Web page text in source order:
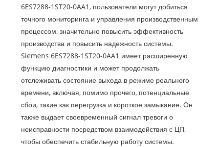
6ES7288-1ST20-0AA1, пользователи могут добиться
точного мониторинга и управления производственным
процессом, значительно повысить эффективность
производства и повысить надежность системы.
Siemens 6ES7288-1ST20-0AA1 имеет расширенную
функцию диагностики и может продолжать
отслеживать состояние выхода в режиме реального
времени, включая, помимо прочего, потенциальные
сбои, такие как перегрузка и короткое замыкание. Он
также выдает своевременный сигнал тревоги о
неисправности посредством взаимодействия с ЦП,
чтобы обеспечить стабильную работу системы.